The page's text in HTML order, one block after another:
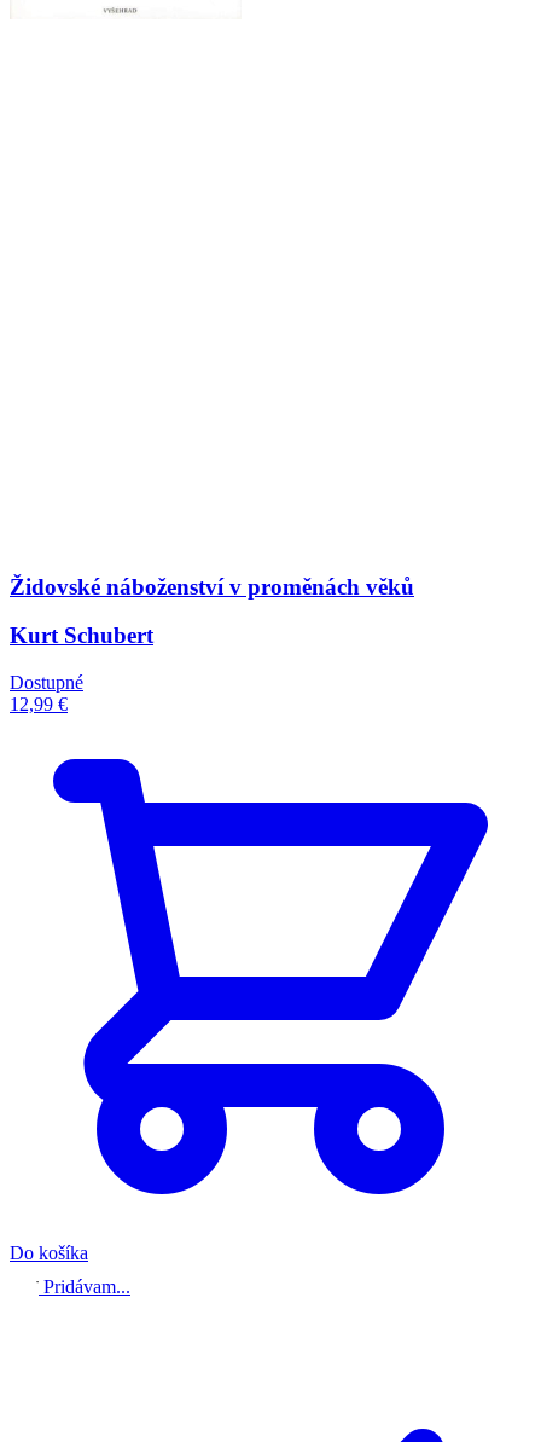
Židovské náboženství v proměnách věků
Kurt Schubert
Dostupné
12,99 €
Do košíka
Pridávam...